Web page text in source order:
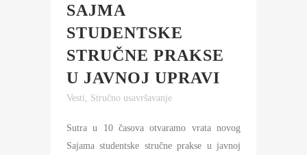
SAJMA
STUDENTSKE
STRUČNE PRAKSE
U JAVNOJ UPRAVI
Vesti Stručno usavršavanje
Sutra u 10 časova otvaramo vrata novog
Sajama studentske stručne prakse u javnoj